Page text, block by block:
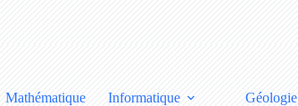
Mathématique Informatique Géologie